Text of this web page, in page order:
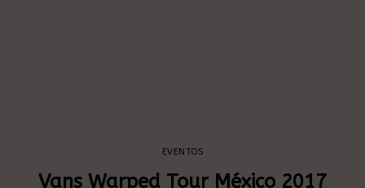
EVENTOS
Vans Warped Tour México 2017